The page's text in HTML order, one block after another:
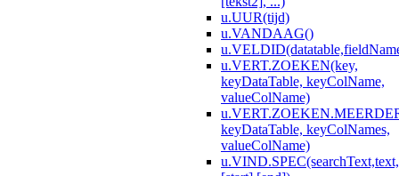
u.UUR(tijd)
u.VANDAAG()
u.VERT.ZOEKEN(key,
keyDataTable, keyColName,
valueColName)
keyDataTable, keyColNames,
valueColName)
u.VIND.SPEC(searchText,text,